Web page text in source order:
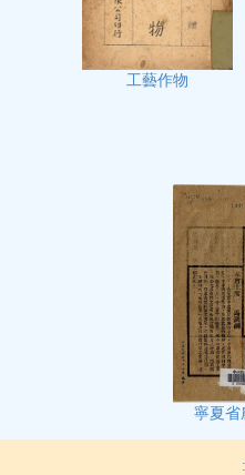
工藝作物
寧夏省